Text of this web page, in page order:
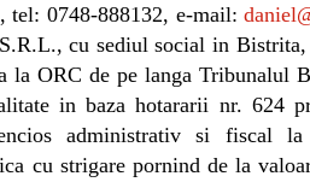
tel: 0748-888132, e-mail:
cu sediul social in
la ORC de pe langa Tribunalul
in baza hotararii nr. 624
administrativ si fiscal
cu strigare pornind de la